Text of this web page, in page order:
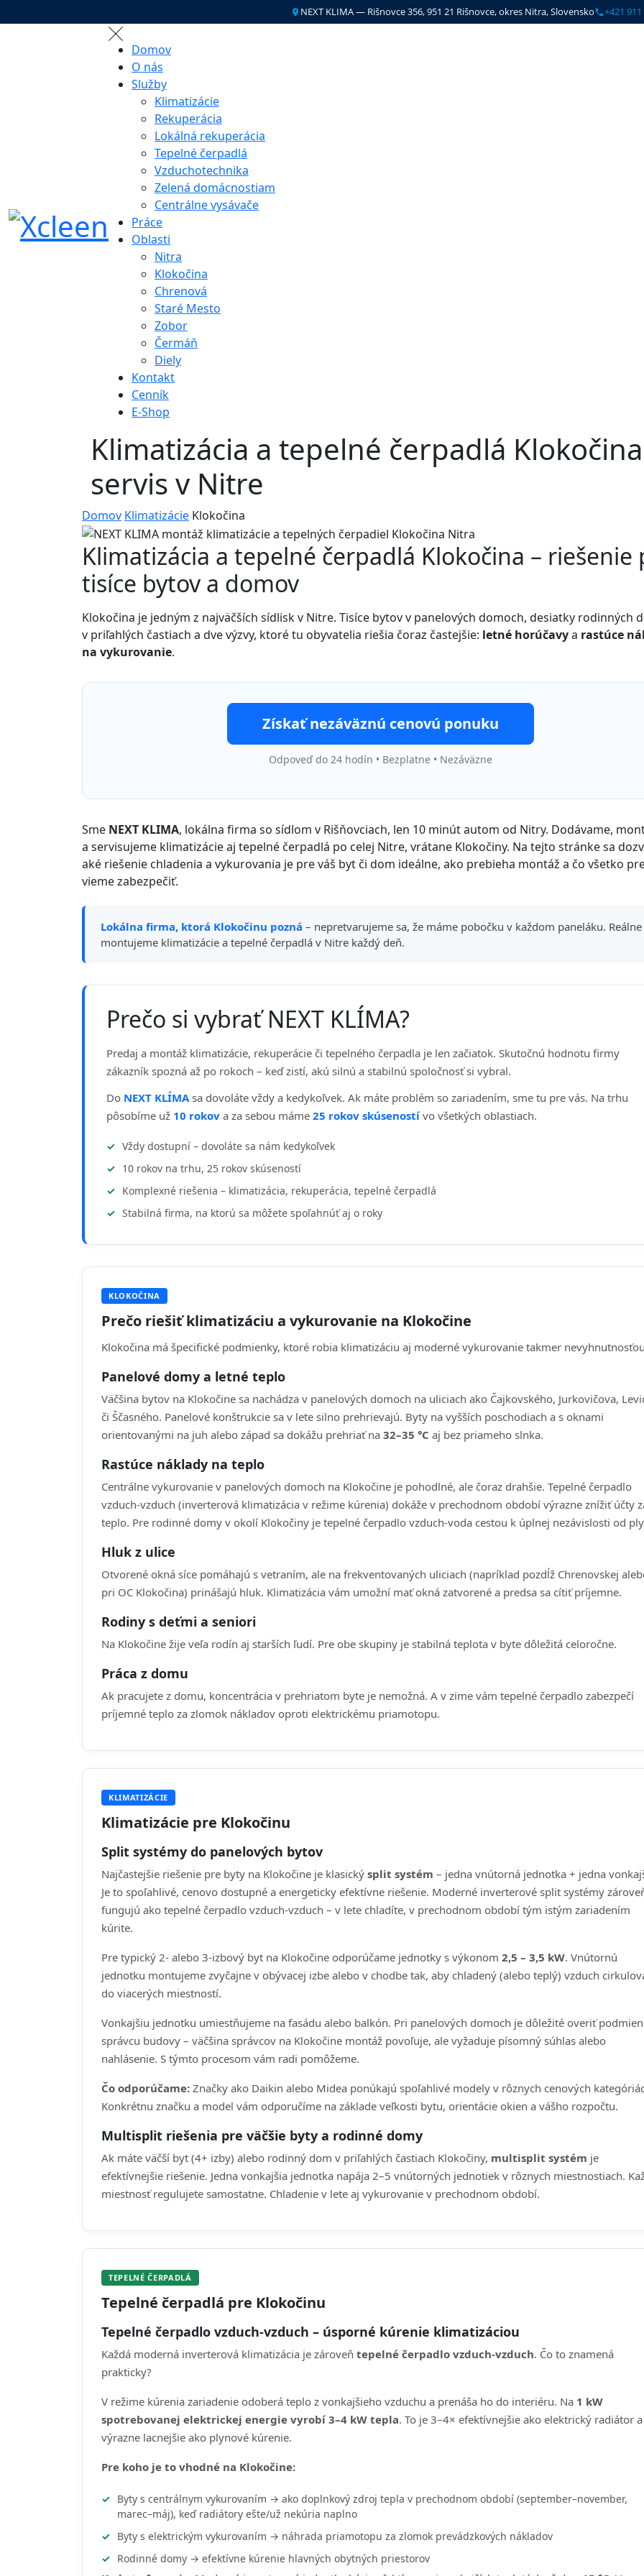
NEXT KLIMA— Rišnovce 356,951 21 Rišnovce,okres Nitra,Slovensko +421
Domov
O nás
Služby
Klimatizácie
Rekuperácia
Lokálná rekuperácia
Tepelné čerpadlá
Vzduchotechnika
Zelená domácnostiam
Centrálne vysávače
Práce
Oblasti
Nitra
Klokočina
Chrenová
Staré Mesto
Zobor
Čermáň
Diely
Kontakt
Cenník
E-Shop
Klimatizácia a tepelné čerpadlá
servis v Nitre
Domov Klimatizácie Klokočina
Klimatizácia a tepelné čerpadlá Klokočina – riešenie
tisíce bytov a domov
Klokočina je jedným z najväčších sídlisk v Nitre. Tisíce bytov v panelových domoch, desiatky rodinných
v priľahlých častiach a dve výzvy, ktoré tu obyvatelia riešia čoraz častejšie: letné horúčavya rastúce
na vykurovanie.
Získať nezáväznú cenovú ponuku
Odpoveď do 24 hodín • Bezplatne • Nezáväzne
Sme NEXT KLIMA, lokálna firma so sídlom v Rišňovciach, len 10 minút autom od Nitry. Dodávame,
a servisujeme klimatizácie aj tepelné čerpadlá po celej Nitre, vrátane Klokočiny. Na tejto stránke sa
aké riešenie chladenia a vykurovania je pre váš byt či dom ideálne, ako prebieha montáž a čo všetko
vieme zabezpečiť.
Lokálna firma, ktorá Klokočinu pozná – nepretvarujeme sa, že máme pobočku v každom paneláku. Reálne
montujeme klimatizácie a tepelné čerpadlá v Nitre každý deň.
Prečo si vybrať NEXT KLÍMA?
Predaj a montáž klimatizácie, rekuperácie či tepelného čerpadla je len začiatok. Skutočnú hodnotu firmy
zákazník spozná až po rokoch – keď zistí, akú silnú a stabilnú spoločnosť si vybral.
Do NEXT KLÍMA sa dovoláte vždy a kedykoľvek. Ak máte problém so zariadením, sme tu pre vás. Na trhu
pôsobíme už 10 rokov a za sebou máme 25 rokov skúseností vo všetkých oblastiach.
Vždy dostupní – dovoláte sa nám kedykoľvek
10 rokov na trhu, 25 rokov skúseností
Komplexné riešenia – klimatizácia, rekuperácia, tepelné čerpadlá
Stabilná firma, na ktorú sa môžete spoľahnúť aj o roky
KLOKOČINA
Prečo riešiť klimatizáciu a vykurovanie na Klokočine
Klokočina má špecifické podmienky, ktoré robia klimatizáciu aj moderné vykurovanie takmer
Panelové domy a letné teplo
Väčšina bytov na Klokočine sa nachádza v panelových domoch na uliciach ako Čajkovského, Jurkovičova,
či Ščasného. Panelové konštrukcie sa v lete silno prehrievajú. Byty na vyšších poschodiach a s oknami
orientovanými na juh alebo západ sa dokážu prehriať na 32–35 °C aj bez priameho slnka.
Rastúce náklady na teplo
Centrálne vykurovanie v panelových domoch na Klokočine je pohodlné, ale čoraz drahšie. Tepelné čerpadlo
vzduch-vzduch (inverterová klimatizácia v režime kúrenia) dokáže v prechodnom období výrazne znížiť účty
teplo. Pre rodinné domy v okolí Klokočiny je tepelné čerpadlo vzduch-voda cestou k úplnej nezávislosti od
Hluk z ulice
Otvorené okná síce pomáhajú s vetraním, ale na frekventovaných uliciach (napríklad pozdĺž Chrenovskej
pri OC Klokočina) prinášajú hluk. Klimatizácia vám umožní mať okná zatvorené a predsa sa cítiť príjemne.
Rodiny s deťmi a seniori
Na Klokočine žije veľa rodín aj starších ľudí. Pre obe skupiny je stabilná teplota v byte dôležitá celoročne.
Práca z domu
Ak pracujete z domu, koncentrácia v prehriatom byte je nemožná. A v zime vám tepelné čerpadlo zabezpečí
príjemné teplo za zlomok nákladov oproti elektrickému priamotopu.
KLIMATIZÁCIE
Klimatizácie pre Klokočinu
Split systémy do panelových bytov
Najčastejšie riešenie pre byty na Klokočine je klasický split systém – jedna vnútorná jednotka + jedna
Je to spoľahlivé, cenovo dostupné a energeticky efektívne riešenie. Moderné inverterové split systémy
fungujú ako tepelné čerpadlo vzduch-vzduch – v lete chladíte, v prechodnom období tým istým zariadením
kúrite.
Pre typický 2- alebo 3-izbový byt na Klokočine odporúčame jednotky s výkonom 2,5 – 3,5 kW. Vnútornú
jednotku montujeme zvyčajne v obývacej izbe alebo v chodbe tak, aby chladený (alebo teplý) vzduch
do viacerých miestností.
Vonkajšiu jednotku umiestňujeme na fasádu alebo balkón. Pri panelových domoch je dôležité overiť
správcu budovy – väčšina správcov na Klokočine montáž povoľuje, ale vyžaduje písomný súhlas alebo
nahlásenie. S týmto procesom vám radi pomôžeme.
Čo odporúčame: Značky ako Daikin alebo Midea ponúkajú spoľahlivé modely v rôznych cenových
Konkrétnu značku a model vám odporučíme na základe veľkosti bytu, orientácie okien a vášho rozpočtu.
Multisplit riešenia pre väčšie byty a rodinné domy
Ak máte väčší byt (4+ izby) alebo rodinný dom v priľahlých častiach Klokočiny, multisplit systém je
efektívnejšie riešenie. Jedna vonkajšia jednotka napája 2–5 vnútorných jednotiek v rôznych miestnostiach.
miestnosť regulujete samostatne. Chladenie v lete aj vykurovanie v prechodnom období.
TEPELNÉ ČERPADLÁ
Tepelné čerpadlá pre Klokočinu
Tepelné čerpadlo vzduch-vzduch – úsporné kúrenie klimatizáciou
Každá moderná inverterová klimatizácia je zároveň tepelné čerpadlo vzduch-vzduch. Čo to znamená
prakticky?
V režime kúrenia zariadenie odoberá teplo z vonkajšieho vzduchu a prenáša ho do interiéru. Na 1 kW
spotrebovanej elektrickej energie vyrobí 3–4 kW tepla. To je 3–4× efektívnejšie ako elektrický radiátor a
výrazne lacnejšie ako plynové kúrenie.
Pre koho je to vhodné na Klokočine:
Byty s centrálnym vykurovaním → ako doplnkový zdroj tepla v prechodnom období (september–november,
marec–máj), keď radiátory ešte/už nekúria naplno
Byty s elektrickým vykurovaním → náhrada priamotopu za zlomok prevádzkových nákladov
Rodinné domy → efektívne kúrenie hlavných obytných priestorov